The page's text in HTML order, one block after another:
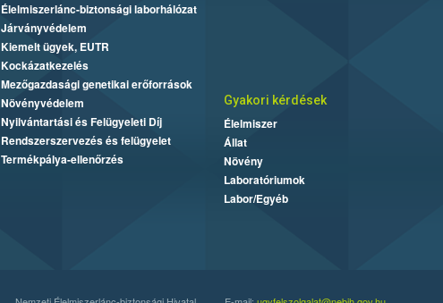
Élelmiszerlánc-biztonsági laborhálózat
Járványvédelem
Kiemelt ügyek, EUTR
Kockázatkezelés
Mezőgazdasági genetikai erőforrások
Növényvédelem
Nyilvántartási és Felügyeleti Díj
Rendszerszervezés és felügyelet
Termékpálya-ellenőrzés
Gyakori kérdések
Élelmiszer
Állat
Növény
Laboratóriumok
Labor/Egyéb